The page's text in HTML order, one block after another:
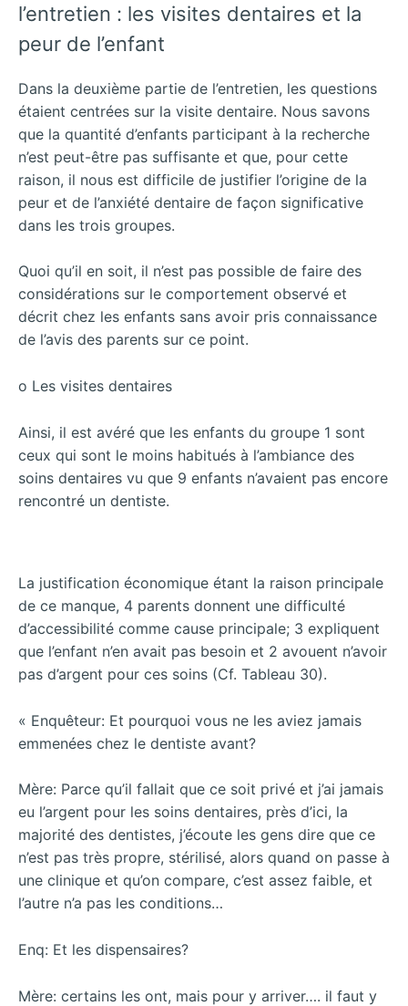
l’entretien : les visites dentaires et la
peur de l’enfant
Dans la deuxième partie de l’entretien, les questions
étaient centrées sur la visite dentaire. Nous savons
que la quantité d’enfants participant à la recherche
n’est peut-être pas suffisante et que, pour cette
raison, il nous est difficile de justifier l’origine de la
peur et de l’anxiété dentaire de façon significative
dans les trois groupes.
Quoi qu’il en soit, il n’est pas possible de faire des
considérations sur le comportement observé et
décrit chez les enfants sans avoir pris connaissance
de l’avis des parents sur ce point.
o Les visites dentaires
Ainsi, il est avéré que les enfants du groupe 1 sont
ceux qui sont le moins habitués à l’ambiance des
soins dentaires vu que 9 enfants n’avaient pas encore
rencontré un dentiste.
La justification économique étant la raison principale
de ce manque, 4 parents donnent une difficulté
d’accessibilité comme cause principale; 3 expliquent
que l’enfant n’en avait pas besoin et 2 avouent n’avoir
pas d’argent pour ces soins (Cf. Tableau 30).
« Enquêteur: Et pourquoi vous ne les aviez jamais
emmenées chez le dentiste avant?
Mère: Parce qu’il fallait que ce soit privé et j’ai jamais
eu l’argent pour les soins dentaires, près d’ici, la
majorité des dentistes, j’écoute les gens dire que ce
n’est pas très propre, stérilisé, alors quand on passe à
une clinique et qu’on compare, c’est assez faible, et
l’autre n’a pas les conditions…
Enq: Et les dispensaires?
Mère: certains les ont, mais pour y arriver…. il faut y